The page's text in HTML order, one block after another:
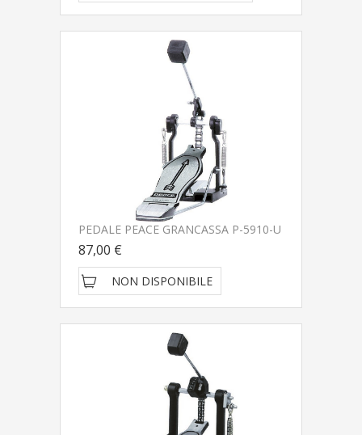
PEDALE PEACE GRANCASSA P-5910-U
87,00 €
NON DISPONIBILE